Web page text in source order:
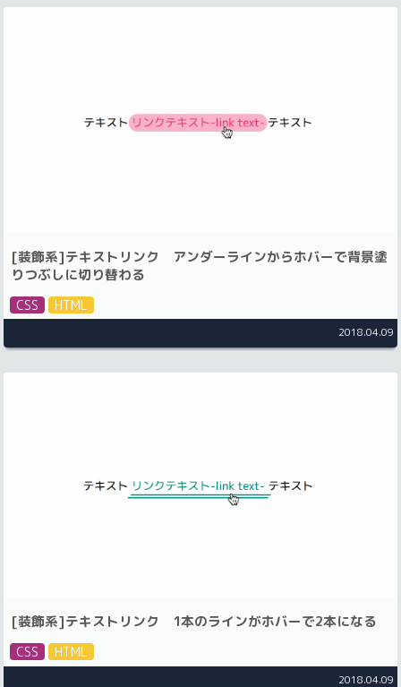
[装飾系]テキストリンク アンダーラインからホバーで背景塗
りつぶしに切り替わる
CSS HTML
2018.04.09
[装飾系]テキストリンク 1本のラインがホバーで2本になる
CSS HTML
2018.04.09